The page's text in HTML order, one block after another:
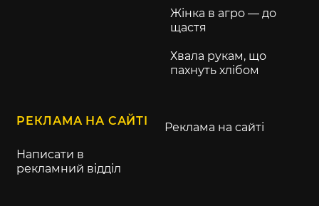
Жінка в агро — до
щастя
Хвала рукам, що
пахнуть хлібом
РЕКЛАМА НА САЙТІ
Написати в
рекламний відділ
Реклама на сайті